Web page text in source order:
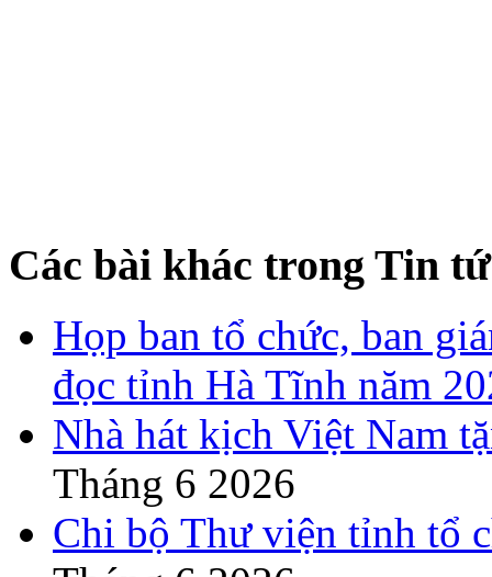
Các bài khác trong Tin
Họp ban tổ chức, ban
đọc tỉnh Hà Tĩnh năm
Nhà hát kịch Việt Nam
Tháng 6 2026
Chi bộ Thư viện tỉnh tổ